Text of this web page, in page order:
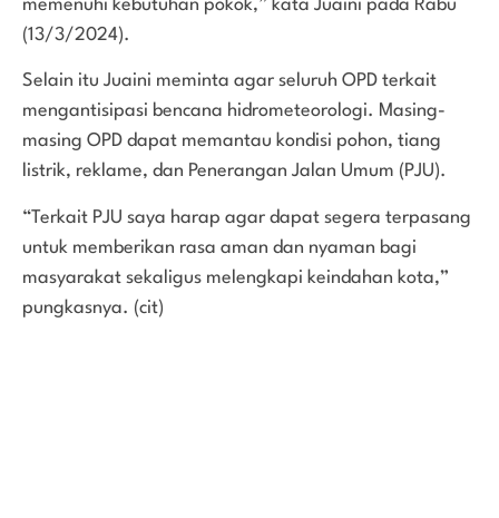
memenuhi kebutuhan pokok,” kata Juaini pada Rabu
(13/3/2024).
Selain itu Juaini meminta agar seluruh OPD terkait
mengantisipasi bencana hidrometeorologi. Masing-
masing OPD dapat memantau kondisi pohon, tiang
listrik, reklame, dan Penerangan Jalan Umum (PJU).
“Terkait PJU saya harap agar dapat segera terpasang
untuk memberikan rasa aman dan nyaman bagi
masyarakat sekaligus melengkapi keindahan kota,”
pungkasnya. (cit)